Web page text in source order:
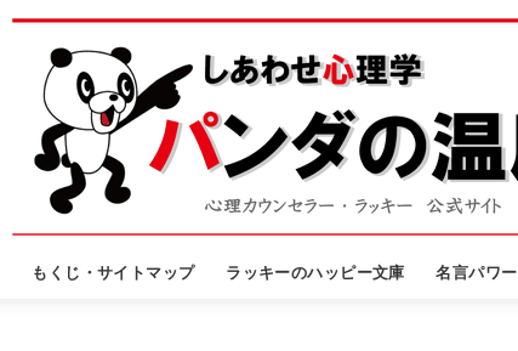
もくじ・サイトマップ ラッキーのハッピー文庫 名言パワー